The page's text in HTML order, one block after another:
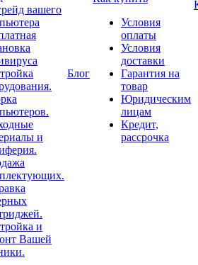
вашего
и
и
Вашей
Блог
Условия
оплаты
Условия
доставки
Гарантия на
товар
Юридическим
лицам
Кредит,
рассрочка